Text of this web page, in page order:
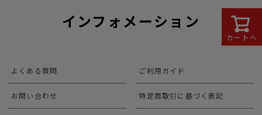
カートへ
インフォメーション
よくある質問 ご利用ガイド
お問い合わせ 特定商取引に基づく表記